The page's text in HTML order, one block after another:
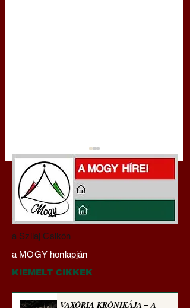
Darai Lajos:
Naplóbölcsességeim
(2024)
a Szilaj Csikón
a MOGY honlapján
KIEMELT CIKKEK
VAXÓRIA KRÓNIKÁJA ‒ A